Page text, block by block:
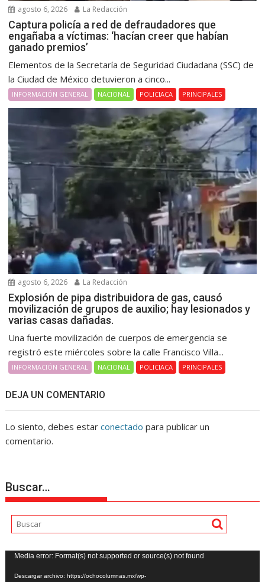
agosto 6, 2026 La Redacción
Captura policía a red de defraudadores que
engañaba a víctimas: ‘hacían creer que habían
ganado premios’
Elementos de la Secretaría de Seguridad Ciudadana (SSC) de
la Ciudad de México detuvieron a cinco...
INFORMACIÓN GENERAL NACIONAL POLICIACA PRINCIPALES
agosto 6, 2026 La Redacción
Explosión de pipa distribuidora de gas, causó
movilización de grupos de auxilio; hay lesionados y
varias casas dañadas.
Una fuerte movilización de cuerpos de emergencia se
registró este miércoles sobre la calle Francisco Villa...
INFORMACIÓN GENERAL NACIONAL POLICIACA PRINCIPALES
DEJA UN COMENTARIO
Lo siento, debes estarconectado para publicar un
comentario.
Buscar…
Reproductor
de
Media error: Format(s) not supported or source(s) not found
Descargar archivo: https://ochocolumnas.mx/wp-